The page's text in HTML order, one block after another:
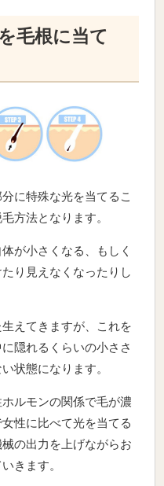
毛根に当て
に特殊な光を当てるこ
方法となります。
が小さくなる、もしく
り見えなくなったりし
えてきますが、これを
隠れるくらいの小ささ
状態になります。
ルモンの関係で毛が濃
性に比べて光を当てる
の出力を上げながらお
きます。